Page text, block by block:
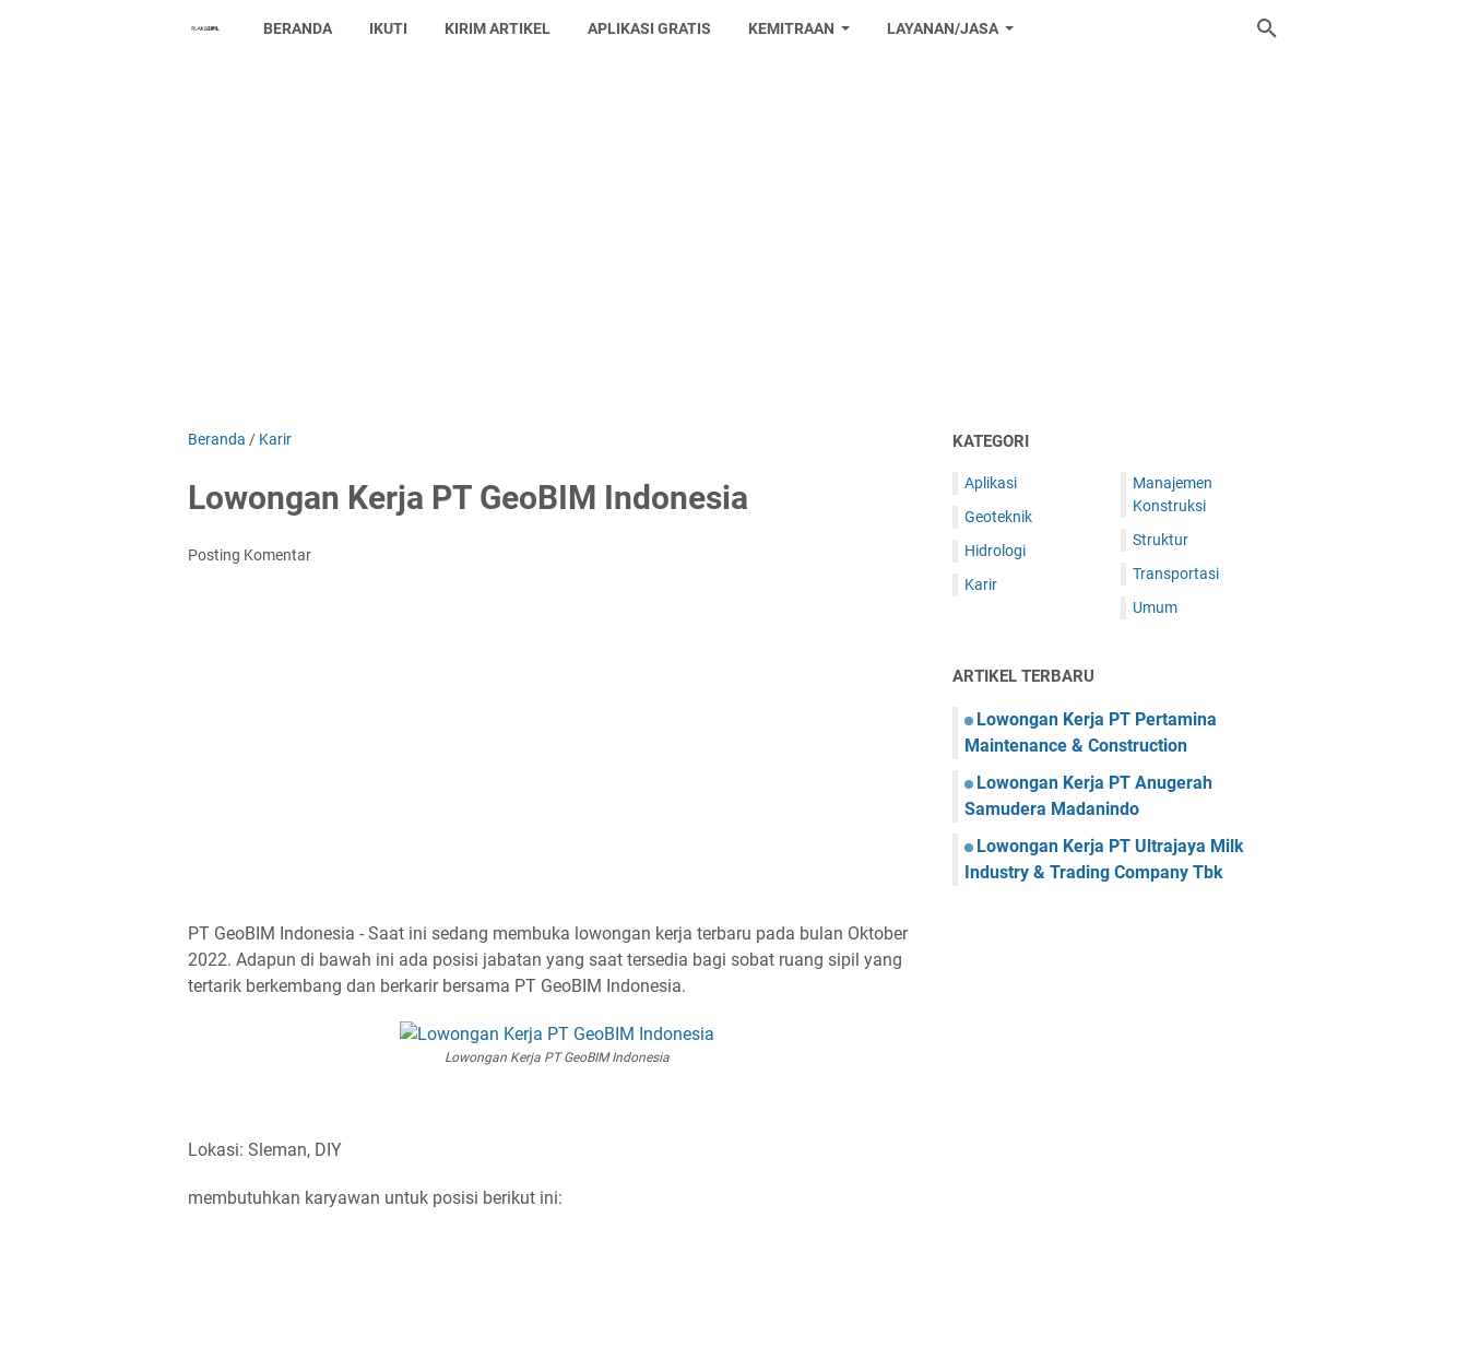
BERANDA IKUTI KIRIM ARTIKEL APLIKASI GRATIS KEMITRAAN LAYANAN/JASA
Beranda / Karir
Lowongan Kerja PT GeoBIM Indonesia
Posting Komentar
PT GeoBIM Indonesia - Saat ini sedang membuka lowongan kerja terbaru pada bulan Oktober
2022. Adapun di bawah ini ada posisi jabatan yang saat tersedia bagi sobat ruang sipil yang
tertarik berkembang dan berkarir bersama PT GeoBIM Indonesia.
Lowongan Kerja PT GeoBIM Indonesia
Lokasi: Sleman, DIY
membutuhkan karyawan untuk posisi berikut ini:
KATEGORI
Aplikasi
Geoteknik
Hidrologi
Karir
Manajemen
Konstruksi
Struktur
Transportasi
Umum
ARTIKEL TERBARU
Lowongan Kerja PT Pertamina
Maintenance & Construction
Lowongan Kerja PT Anugerah
Samudera Madanindo
Lowongan Kerja PT Ultrajaya Milk
Industry & Trading Company Tbk